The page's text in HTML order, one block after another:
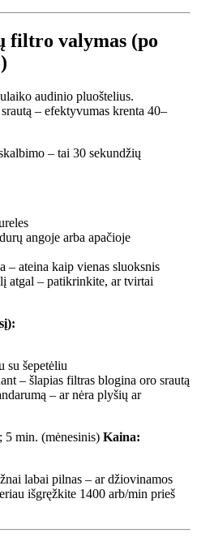
filtro valymas (po
audinio pluoštelius.
– efektyvumas krenta 40–
– tai 30 sekundžių
angoje arba apačioje
– ateina kaip vienas sluoksnis
atgal – patikrinkite, ar tvirtai
su šepetėliu
– šlapias filtras blogina oro srautą
– ar nėra plyšių ar
5 min. (mėnesinis) Kaina:
labai pilnas – ar džiovinamos
išgręžkite 1400 arb/min prieš